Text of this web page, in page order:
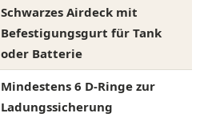
Schwarzes Airdeck mit
Befestigungsgurt für Tank
oder Batterie
Mindestens 6 D-Ringe zur
Ladungssicherung